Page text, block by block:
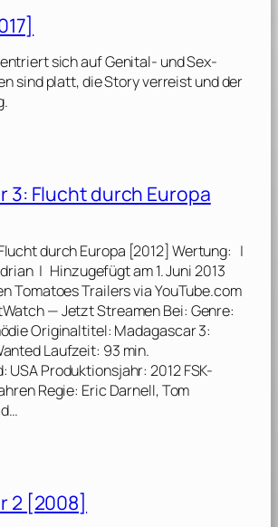
sich auf Genital- und Sex-
sind platt, die Story verreist und der
3: Flucht durch Europa
durch Europa [2012] Wertung: |
| Hinzugefügt am 1. Juni 2013
Tomatoes Trailers via YouTube.com
— Jetzt Streamen Bei: Genre:
Originaltitel: Madagascar 3:
Laufzeit: 93 min.
USA Produktionsjahr: 2012 FSK-
Regie: Eric Darnell, Tom
2 [2008]